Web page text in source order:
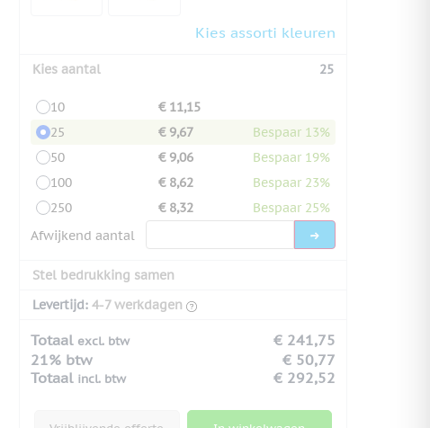
Kies assorti kleuren
Kies aantal 25
10
€ 11,15
25
€ 9,67
Bespaar 13%
50
€ 9,06
Bespaar 19%
100
€ 8,62
Bespaar 23%
250
€ 8,32
Bespaar 25%
Afwijkend aantal
Stel bedrukking samen
Levertijd: 4-7 werkdagen
Totaal excl. btw
€ 241,75
21% btw
€ 50,77
Totaal incl. btw € 292,52